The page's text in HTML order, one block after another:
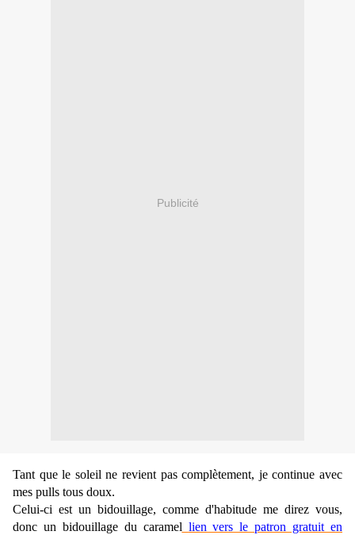
Publicité
Tant que le soleil ne revient pas complètement, je continue avec
mes pulls tous doux.
Celui-ci est un bidouillage, comme d'habitude me direz vous,
donc un bidouillage du caramel lien vers le patron gratuit en